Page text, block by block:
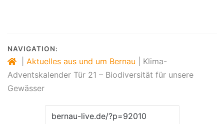
NAVIGATION:
Aktuelles aus und um Bernau
Klima-
Adventskalender Tür 21 – Biodiversität für unsere
Gewässer